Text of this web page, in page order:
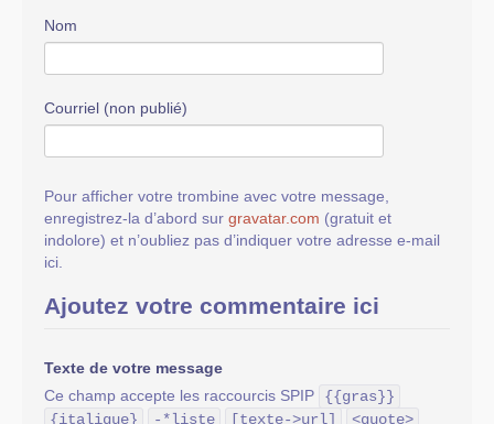
Nom
Courriel (non publié)
Pour afficher votre trombine avec votre message,
enregistrez-la d’abord sur gravatar.com (gratuit et
indolore) et n’oubliez pas d’indiquer votre adresse e-mail
ici.
Ajoutez votre commentaire ici
Texte de votre message
Ce champ accepte les raccourcis SPIP
{{gras}}
{italique}
-*liste [texte->url]
<quote>